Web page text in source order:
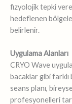
fizyolojik tepki
hedeflenen
belirlenir.
Uygulama Alanları
CRYO Wave
bacaklar gibi farklı
seans planı,
profesyonelleri